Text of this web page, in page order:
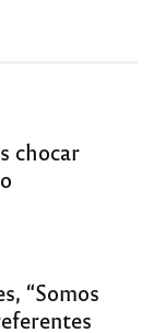
chocar
“Somos